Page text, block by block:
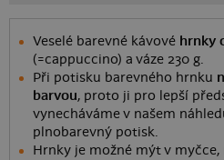
Veselé barevné kávové hrnky
(=cappuccino) a váze 230 g.
Při potisku barevného hrnku
barvou, proto ji pro lepší
vynecháváme v našem
plnobarevný potisk.
Hrnky je možné mýt v myčce,